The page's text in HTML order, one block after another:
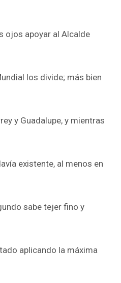
ojos apoyar al Alcalde
los divide; más bien
y Guadalupe, y mientras
existente, al menos en
sabe tejer fino y
aplicando la máxima